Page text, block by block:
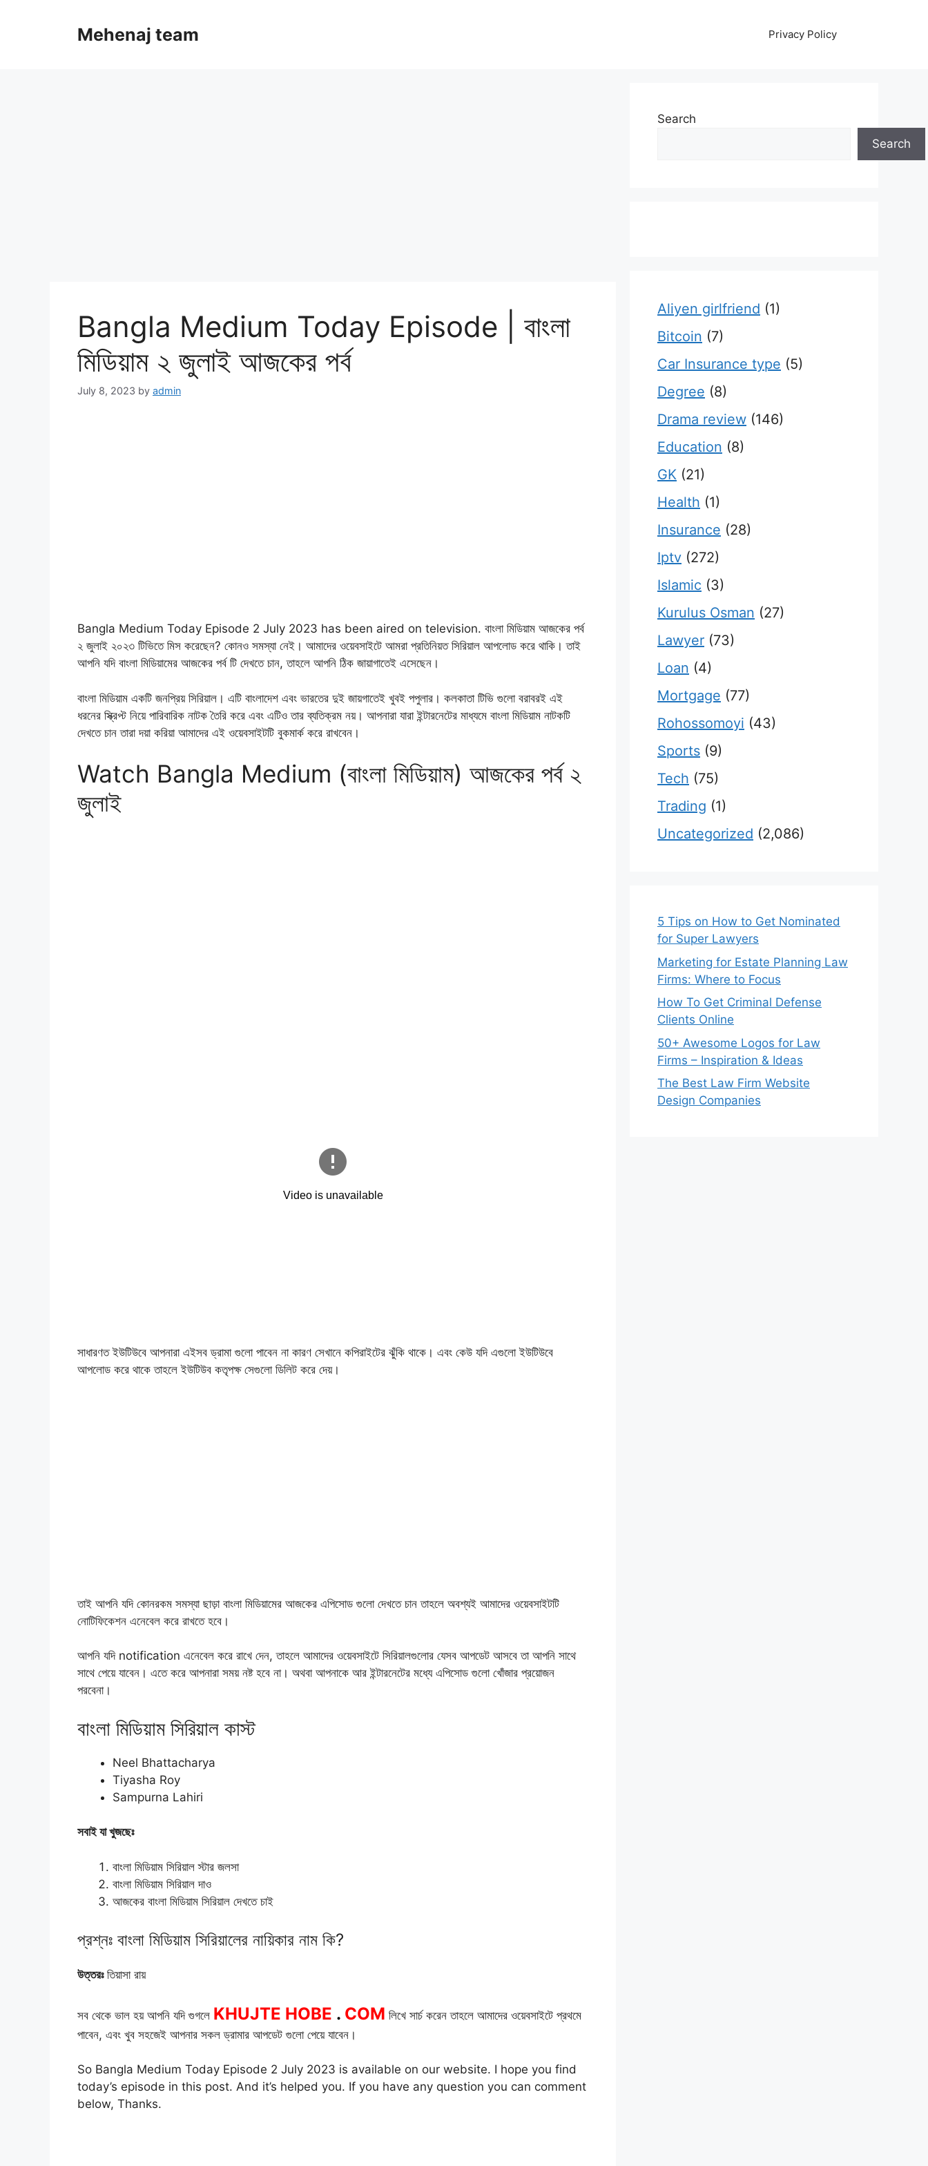
Mehenaj team Privacy Policy
Bangla Medium Today Episode | বাংলা
মিডিয়াম ২ জুলাই আজকের পর্ব
July 8, 2023 by admin
Bangla Medium Today Episode 2 July 2023 has been aired on television. বাংলা মিডিয়াম আজকের পর্ব
২ জুলাই ২০২৩ টিভিতে মিস করেছেন? কোনও সমস্যা নেই। আমাদের ওয়েবসাইটে আমরা প্রতিনিয়ত সিরিয়াল আপলোড করে থাকি। তাই
আপনি যদি বাংলা মিডিয়ামের আজকের পর্ব টি দেখতে চান, তাহলে আপনি ঠিক জায়াগাতেই এসেছেন।
বাংলা মিডিয়াম একটি জনপ্রিয় সিরিয়াল। এটি বাংলাদেশ এবং ভারতের দুই জায়গাতেই খুবই পপুলার। কলকাতা টিভি গুলো বরাবরই এই
ধরনের স্ক্রিপ্ট নিয়ে পারিবারিক নাটক তৈরি করে এবং এটিও তার ব্যতিক্রম নয়। আপনারা যারা ইন্টারনেটের মাধ্যমে বাংলা মিডিয়াম নাটকটি
দেখতে চান তারা দয়া করিয়া আমাদের এই ওয়েবসাইটটি বুকমার্ক করে রাখবেন।
Watch Bangla Medium (বাংলা মিডিয়াম) আজকের পর্ব ২
জুলাই
সাধারণত ইউটিউবে আপনারা এইসব ড্রামা গুলো পাবেন না কারণ সেখানে কপিরাইটের ঝুঁকি থাকে। এবং কেউ যদি এগুলো ইউটিউবে
আপলোড করে থাকে তাহলে ইউটিউব কতৃপক্ষ সেগুলো ডিলিট করে দেয়।
তাই আপনি যদি কোনরকম সমস্যা ছাড়া বাংলা মিডিয়ামের আজকের এপিসোড গুলো দেখতে চান তাহলে অবশ্যই আমাদের ওয়েবসাইটটি
নোটিফিকেশন এনেবেল করে রাখতে হবে।
আপনি যদি notification এনেবেল করে রাখে দেন, তাহলে আমাদের ওয়েবসাইটে সিরিয়ালগুলোর যেসব আপডেট আসবে তা আপনি সাথে
সাথে পেয়ে যাবেন। এতে করে আপনারা সময় নষ্ট হবে না। অথবা আপনাকে আর ইন্টারনেটের মধ্যে এপিসোড গুলো খোঁজার প্রয়োজন
পরবেনা।
বাংলা মিডিয়াম সিরিয়াল কাস্ট
Neel Bhattacharya
Tiyasha Roy
Sampurna Lahiri
সবাই যা খুজছেঃ
বাংলা মিডিয়াম সিরিয়াল স্টার জলসা
বাংলা মিডিয়াম সিরিয়াল দাও
আজকের বাংলা মিডিয়াম সিরিয়াল দেখতে চাই
প্রশ্নঃ বাংলা মিডিয়াম সিরিয়ালের নায়িকার নাম কি?
উত্তরঃতিয়াসা রায়
সব থেকে ভাল হয় আপনি যদি গুগলে KHUJTE HOBE . COM লিখে সার্চ করেন তাহলে আমাদের ওয়েবসাইটে প্রথমে
পাবেন, এবং খুব সহজেই আপনার সকল ড্রামার আপডেট গুলো পেয়ে যাবেন।
So Bangla Medium Today Episode 2 July 2023 is available on our website. I hope you find
today’s episode in this post. And it’s helped you. If you have any question you can comment
below, Thanks.
Search
Search
Aliyen girlfriend (1)
Bitcoin (7)
Car Insurance type (5)
Degree (8)
Drama review (146)
Education (8)
GK (21)
Health (1)
Insurance (28)
Iptv (272)
Islamic (3)
Kurulus Osman (27)
Lawyer (73)
Loan (4)
Mortgage (77)
Rohossomoyi (43)
Sports (9)
Tech (75)
Trading (1)
Uncategorized (2,086)
5 Tips on How to Get Nominated
for Super Lawyers
Marketing for Estate Planning Law
Firms: Where to Focus
How To Get Criminal Defense
Clients Online
50+ Awesome Logos for Law
Firms – Inspiration & Ideas
The Best Law Firm Website
Design Companies